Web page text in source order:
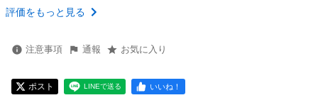
評価をもっと見る
注意事項 通報 お気に入り
ポスト LINEで送る いいね！